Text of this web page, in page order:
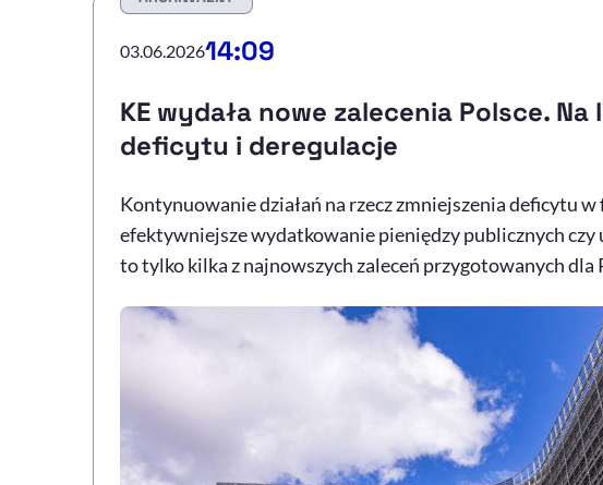
03.06.202614:09
KE wydała nowe zalecenia Polsce.
deficytu i deregulacje
Kontynuowanie działań na rzecz zmniejszenia deficytu
efektywniejsze wydatkowanie pieniędzy publicznych
to tylko kilka z najnowszych zaleceń przygotowanych dla